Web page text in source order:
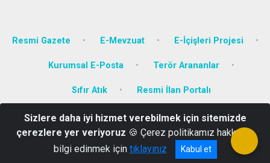
Resmi Gazete E-Mevzuat E-İçişleri Projesi
Kurumsal E-Posta Terör Arananlar
Sıfır Atık Resmi İlan Portalı
Orta Mah. Hüsnü AYDIN Cad. No:4 54650 Kaynarca/SAKARYA
0264 871 31 66
Sizlere daha iyi hizmet verebilmek için sitemizde
çerezlere yer veriyoruz 🍪 Çerez politikamız hakkında
bilgi edinmek için tıklayınız Kabul et